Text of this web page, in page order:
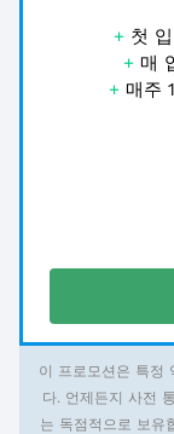
+ 첫
+ 매
+ 매주
이 프로모션은 특정
다. 언제든지 사전
는 독점적으로 보유